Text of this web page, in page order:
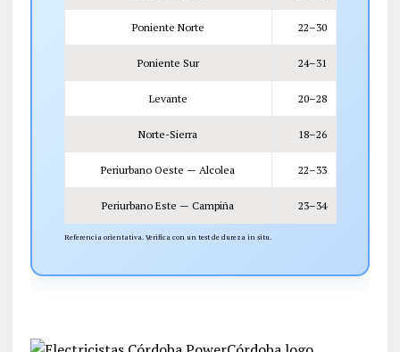
Poniente Norte 22–30
Poniente Sur 24–31
Levante 20–28
Norte-Sierra 18–26
Periurbano Oeste — Alcolea 22–33
Periurbano Este — Campiña 23–34
Referencia orientativa. Verifica con un test de dureza in situ.